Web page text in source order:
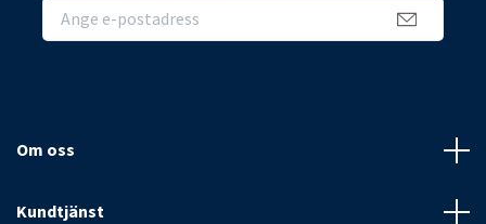
Om oss
Kundtjänst